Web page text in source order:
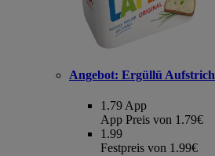
Angebot: Ergüllü Aufstrich
1.79 App
App Preis von 1.79€
1.99
Festpreis von 1.99€